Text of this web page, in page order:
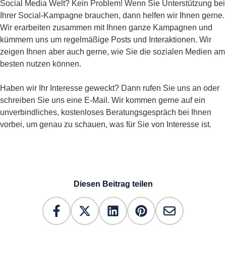
Social Media Welt? Kein Problem! Wenn Sie Unterstützung bei
Ihrer Social-Kampagne brauchen, dann helfen wir Ihnen gerne.
Wir erarbeiten zusammen mit Ihnen ganze Kampagnen und
kümmern uns um regelmäßige Posts und Interaktionen. Wir
zeigen Ihnen aber auch gerne, wie Sie die sozialen Medien am
besten nutzen können.
Haben wir Ihr Interesse geweckt? Dann rufen Sie uns an oder
schreiben Sie uns eine E-Mail. Wir kommen gerne auf ein
unverbindliches, kostenloses Beratungsgespräch bei Ihnen
vorbei, um genau zu schauen, was für Sie von Interesse ist.
Diesen Beitrag teilen